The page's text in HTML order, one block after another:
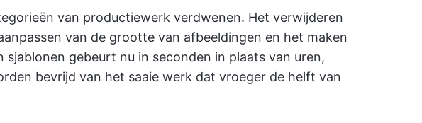
van productiewerk verdwenen. Het verwijderen
van de grootte van afbeeldingen en het maken
sjablonen gebeurt nu in seconden in plaats van uren,
bevrijd van het saaie werk dat vroeger de helft van